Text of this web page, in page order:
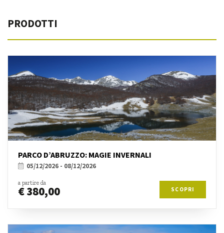
PRODOTTI
PARCO D’ABRUZZO: MAGIE INVERNALI
05/12/2026 - 08/12/2026
a partire da
€ 380,00 SCOPRI